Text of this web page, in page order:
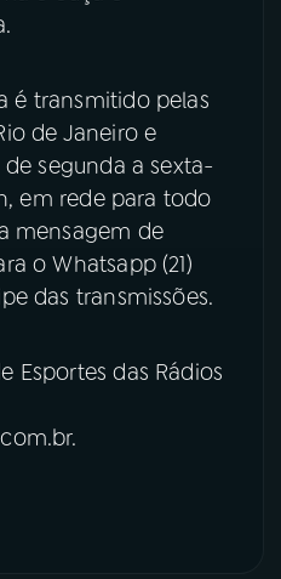
Facebook
X
é transmitido pelas
de Janeiro e
segunda a sexta-
em rede para todo
mensagem de
o Whatsapp (21)
das transmissões.
Esportes das Rádios